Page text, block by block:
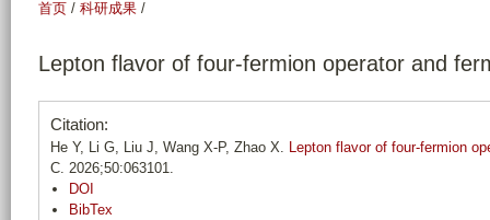
分
首页 / 科研成果 /
Lepton flavor of four-fermion operator and
Citation:
He Y, Li G, Liu J, Wang X-P, Zhao X. Lepton flavor of four-fermion
C. 2026;50:063101.
DOI
BibTex